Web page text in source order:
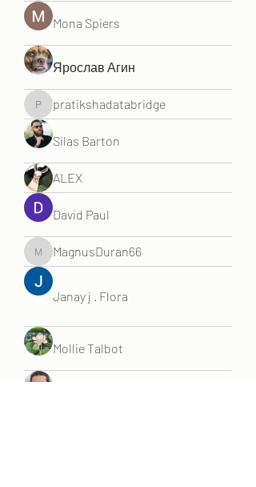
Mona Spiers
Ярослав Агин
pratikshadatabridge
pratikshadatabridge
Silas Barton
ALEX
David Paul
MagnusDuran66
MagnusDuran66
Janay j . Flora
Mollie Talbot